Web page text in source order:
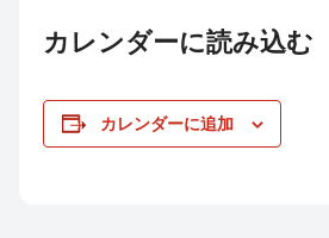
カレンダーに読み込む
カレンダーに追加